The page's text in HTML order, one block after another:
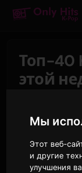
Мы
Этот веб-
и другие
улучшения
Топ-40
этой
ОтSam 29
У нас новый
эту пятницу: